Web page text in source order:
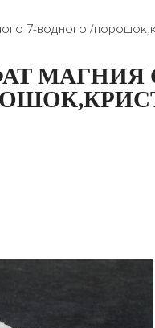
7-водного /
МАГНИЯ